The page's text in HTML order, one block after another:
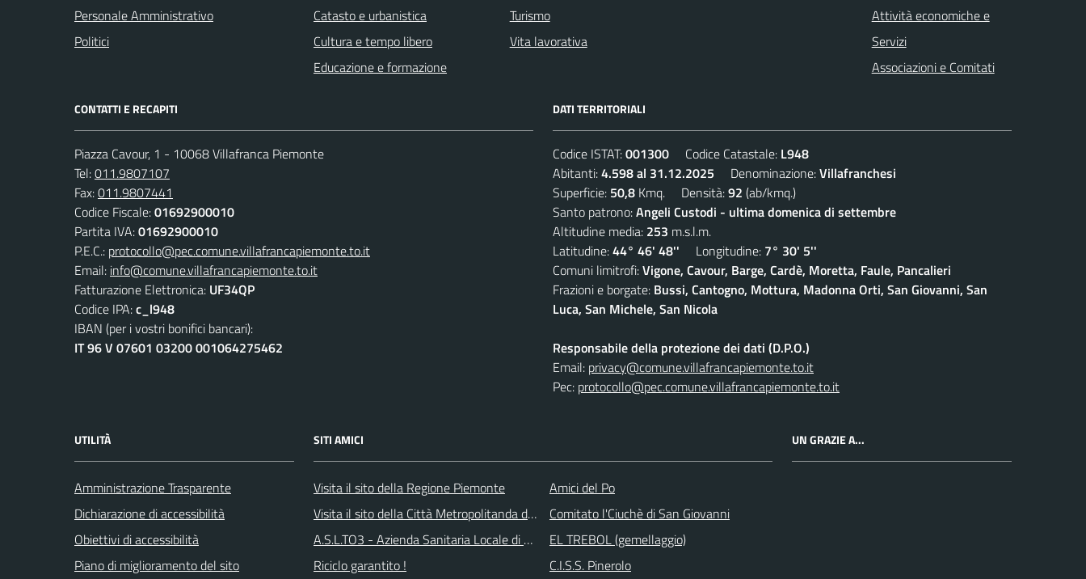
Personale Amministrativo
Politici
Catasto e urbanistica
Cultura e tempo libero
Educazione e formazione
Turismo
Vita lavorativa
Attività economiche e
Servizi
Associazioni e Comitati
CONTATTI E RECAPITI
Piazza Cavour, 1 - 10068 Villafranca Piemonte
Tel:011.9807107
Fax:011.9807441
Codice Fiscale:01692900010
Partita IVA:01692900010
P.E.C.: protocollo@pec.comune.villafrancapiemonte.to.it
Email: info@comune.villafrancapiemonte.to.it
Fatturazione Elettronica: UF34QP
Codice IPA:c_l948
IBAN (per i vostri bonifici bancari):
IT 96 V 07601 03200 001064275462
DATI TERRITORIALI
Codice ISTAT:001300 Codice Catastale: L948
Abitanti:4.598 al 31.12.2025 Denominazione:Villafranchesi
Superficie: 50,8 Kmq. Densità:92 (ab/kmq.)
Santo patrono:Angeli Custodi - ultima domenica di settembre
Altitudine media: 253 m.s.l.m.
Latitudine:44° 46' 48'' Longitudine: 7° 30' 5''
Comuni limitrofi:Vigone, Cavour, Barge, Cardè, Moretta, Faule, Pancalieri
Frazioni e borgate: Bussi, Cantogno, Mottura, Madonna Orti, San Giovanni, San
Luca, San Michele, San Nicola
Responsabile della protezione dei dati (D.P.O.)
Email: privacy@comune.villafrancapiemonte.to.it
Pec: protocollo@pec.comune.villafrancapiemonte.to.it
UTILITÀ
Amministrazione Trasparente
Dichiarazione di accessibilità
Obiettivi di accessibilità
Piano di miglioramento del sito
SITI AMICI
Visita il sito della Regione Piemonte
Visita il sito della Città Metropolitanda di Torino
A.S.L.TO3 - Azienda Sanitaria Locale di Collegno e Pinerolo
Riciclo garantito !
Amici del Po
Comitato l'Ciuchè di San Giovanni
EL TREBOL (gemellaggio)
C.I.S.S. Pinerolo
UN GRAZIE A...